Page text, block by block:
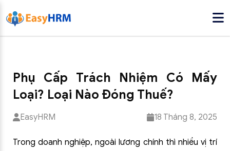
Phụ Cấp Trách Nhiệm Có Mấy
Loại? Loại Nào Đóng Thuế?
EasyHRM 18 Tháng 8, 2025
Trong doanh nghiệp, ngoài lương chính thì nhiều vị trí